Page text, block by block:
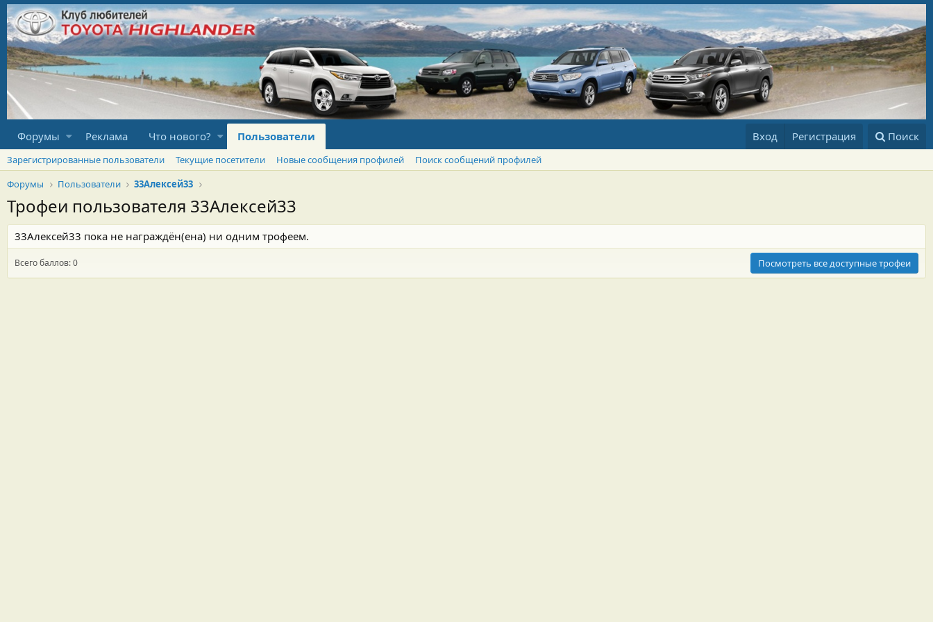
Форумы Реклама Что нового? Пользователи Вход Регистрация Поиск
Зарегистрированные пользователи Текущие посетители Новые сообщения профилей
Поиск сообщений профилей
Форумы
Пользователи 33Алексей33
Трофеи пользователя 33Алексей33
33Алексей33 пока не награждён(ена) ни одним трофеем.
Всего баллов: 0 Посмотреть все доступные трофеи